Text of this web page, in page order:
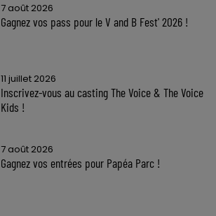
7 août 2026
Gagnez vos pass pour le V and B Fest' 2026 !
11 juillet 2026
Inscrivez-vous au casting The Voice & The Voice
Kids !
7 août 2026
Gagnez vos entrées pour Papéa Parc !